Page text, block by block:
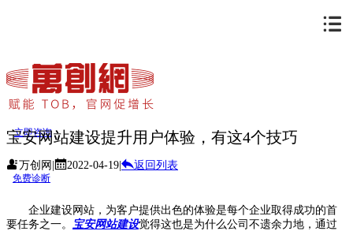
立即咨询
免费诊断
宝安网站建设提升用户体验，有这4个技巧
万创网 2022-04-19 返回列表
企业建设网站，为客户提供出色的体验是每个企业取得成功的首
要任务之一。 宝安网站建设觉得这也是为什么公司不遗余力地，通过